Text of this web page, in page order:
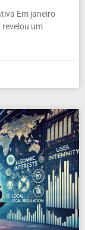
Em janeiro
revelou um